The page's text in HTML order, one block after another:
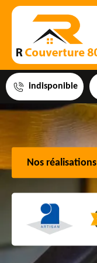
indisponible
Nos réalisations